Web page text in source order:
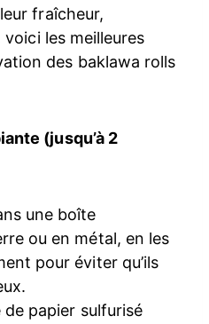
fraîcheur,
les meilleures
des baklawa rolls
(jusqu’à 2
une boîte
ou en métal, en les
pour éviter qu’ils
de papier sulfurisé